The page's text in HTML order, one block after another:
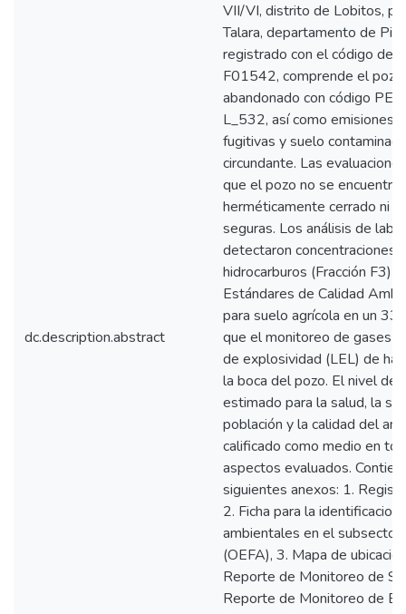
dc.description.abstract
VII/VI, distrito de Lobitos,
Talara, departamento de
registrado con el código de
F01542, comprende el
abandonado con código
L_532, así como emisiones
fugitivas y suelo
circundante. Las
que el pozo no se encuentra
herméticamente cerrado ni
seguras. Los análisis de
detectaron concentraciones
hidrocarburos (Fracción F3)
Estándares de Calidad
para suelo agrícola en un
que el monitoreo de gases
de explosividad (LEL) de
la boca del pozo. El nivel de
estimado para la salud, la
población y la calidad del
calificado como medio en
aspectos evaluados.
siguientes anexos: 1.
2. Ficha para la
ambientales en el subsector
(OEFA), 3. Mapa de
Reporte de Monitoreo de
Reporte de Monitoreo de